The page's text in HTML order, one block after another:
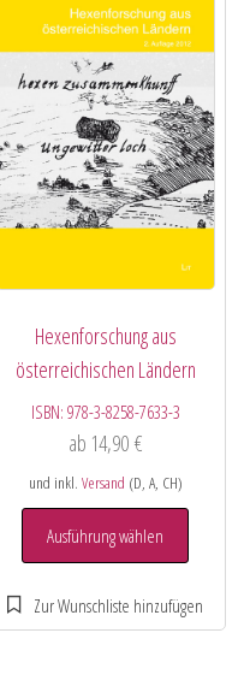
Hexenforschung aus
österreichischen Ländern
ISBN: 978-3-8258-7633-3
ab 14,90 €
und inkl. Versand (D, A, CH)
Ausführung wählen